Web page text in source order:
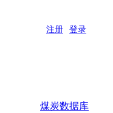
煤炭数据库